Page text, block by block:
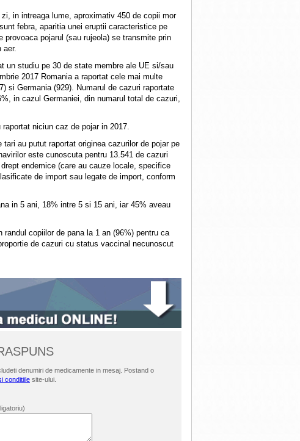
in intreaga lume, aproximativ 450 de copii mor
febra, aparitia unei eruptii caracteristice pe
pojarul (sau rujeola) se transmite prin
un studiu pe 30 de state membre ale UE si/sau
2017 Romania a raportat cele mai multe
si Germania (929). Numarul de cazuri raportate
in cazul Germaniei, din numarul total de cazuri,
niciun caz de pojar in 2017.
au putut raportat originea cazurilor de pojar pe
este cunoscuta pentru 13.541 de cazuri
endemice (care au cauze locale, specifice
de import sau legate de import, conform
in 5 ani, 18% intre 5 si 15 ani, iar 45% aveau
copiilor de pana la 1 an (96%) pentru ca
de cazuri cu status vaccinal necunoscut
denumiri de medicamente in mesaj. Postand o
conditiile site-ului.